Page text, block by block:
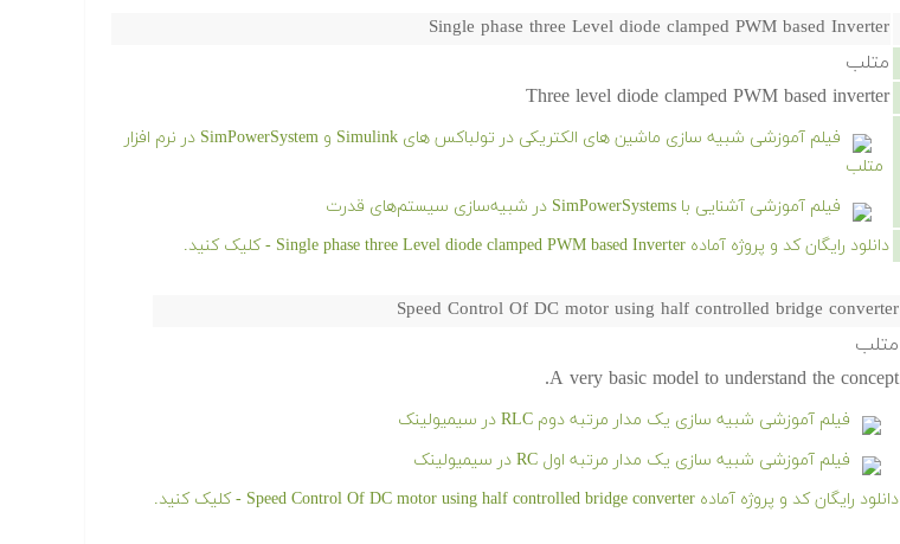
Single phase three Level diode clamped PWM based Inverter
متلب
Three level diode clamped PWM based inverter
فیلم آموزشی شبیه سازی ماشین های الکتریکی در تولباکس های Simulink و SimPowerSystem در نرم افزار
متلب
فیلم آموزشی آشنایی با SimPowerSystems در شبیه‌سازی سیستم‌های قدرت
دانلود رایگان کد و پروژه آماده Single phase three Level diode clamped PWM based Inverter - کلیک کنید.
Speed Control Of DC motor using half controlled bridge converter
متلب
A very basic model to understand the concept.
فیلم آموزشی شبیه سازی یک مدار مرتبه دوم RLC در سیمیولینک
فیلم آموزشی شبیه سازی یک مدار مرتبه اول RC در سیمیولینک
دانلود رایگان کد و پروژه آماده Speed Control Of DC motor using half controlled bridge converter - کلیک کنید.